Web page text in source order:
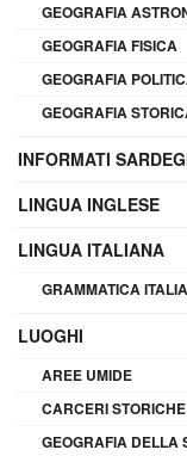
GEOGRAFIA
GEOGRAFIA FISICA
GEOGRAFIA
GEOGRAFIA
INFORMATI
LINGUA INGLESE
LINGUA ITALIANA
GRAMMATICA
LUOGHI
AREE UMIDE
CARCERI STORICHE
GEOGRAFIA DELLA